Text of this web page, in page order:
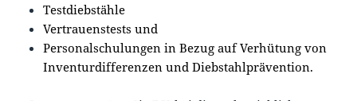
Testdiebstähle
Vertrauenstests und
Personalschulungen in Bezug auf Verhütung von
Inventurdifferenzen und Diebstahlprävention.